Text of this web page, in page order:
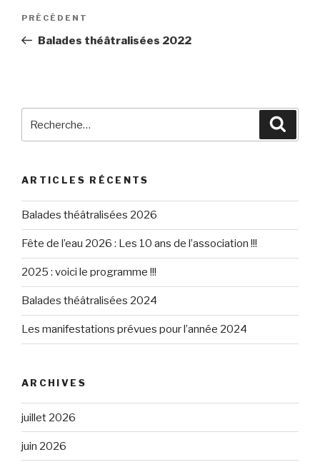
Navigation
l’article
Article
précédent
PRÉCÉDENT
Balades théâtralisées 2022
ARTICLES RÉCENTS
Balades théâtralisées 2026
Fête de l’eau 2026 : Les 10 ans de l’association !!!
2025 : voici le programme !!!
Balades théâtralisées 2024
Les manifestations prévues pour l’année 2024
ARCHIVES
juillet 2026
juin 2026